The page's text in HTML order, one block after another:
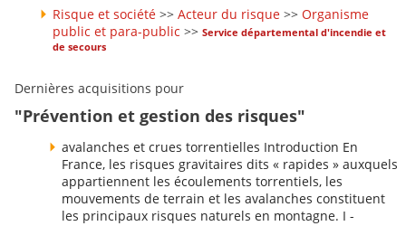
Risque et société >> Acteur du risque >> Organisme
public et para-public >> Service départemental d'incendie et
de secours
Dernières acquisitions pour
"Prévention et gestion des risques"
avalanches et crues torrentielles Introduction En
France, les risques gravitaires dits « rapides » auxquels
appartiennent les écoulements torrentiels, les
mouvements de terrain et les avalanches constituent
les principaux risques naturels en montagne. I -